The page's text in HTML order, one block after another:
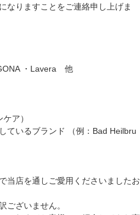
なりますことをご連絡申し上げま
・Lavera 他
ア）
ているブランド （例：Bad Heilbru
当店を通しご愛用くださいましたお
ございません。